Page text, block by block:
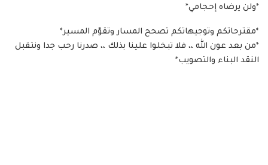
*ولن يرضاه إحجامي*
*مقترحاتكم وتوجيهاتكم تصحح المسار وتقوّم المسير*
*من بعد عون الله ،، فلا تبخلوا علينا بذلك ،، صدرنا رحب جدا ونتقبل
النقد البناء والتصويب*